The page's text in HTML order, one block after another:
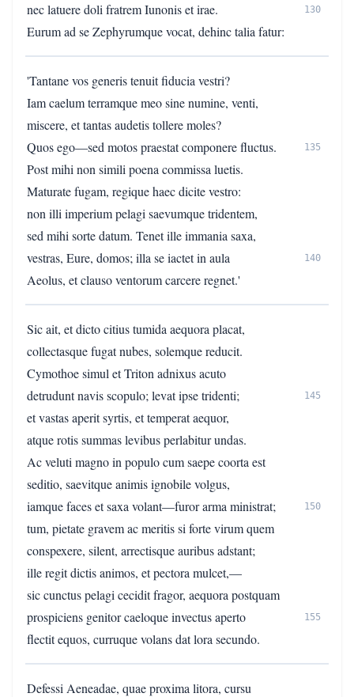
nec latuere doli fratrem Iunonis et irae.
130
Eurum ad se Zephyrumque vocat, dehinc talia fatur:
'Tantane vos generis tenuit fiducia vestri?
Iam caelum terramque meo sine numine, venti,
miscere, et tantas audetis tollere moles?
Quos ego—sed motos praestat componere fluctus.
135
Post mihi non simili poena commissa luetis.
Maturate fugam, regique haec dicite vestro:
non illi imperium pelagi saevumque tridentem,
sed mihi sorte datum. Tenet ille immania saxa,
vestras, Eure, domos; illa se iactet in aula
140
Aeolus, et clauso ventorum carcere regnet.'
Sic ait, et dicto citius tumida aequora placat,
collectasque fugat nubes, solemque reducit.
Cymothoe simul et Triton adnixus acuto
detrudunt navis scopulo; levat ipse tridenti;
145
et vastas aperit syrtis, et temperat aequor,
atque rotis summas levibus perlabitur undas.
Ac veluti magno in populo cum saepe coorta est
seditio, saevitque animis ignobile volgus,
iamque faces et saxa volant—furor arma ministrat;
150
tum, pietate gravem ac meritis si forte virum quem
conspexere, silent, arrectisque auribus adstant;
ille regit dictis animos, et pectora mulcet,—
sic cunctus pelagi cecidit fragor, aequora postquam
prospiciens genitor caeloque invectus aperto
155
flectit equos, curruque volans dat lora secundo.
Defessi Aeneadae, quae proxima litora, cursu